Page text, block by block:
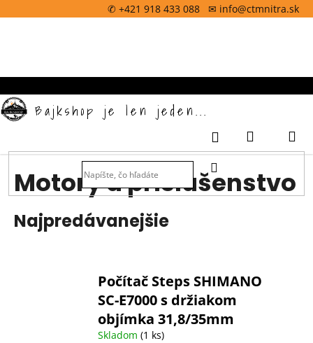
na
✆ +421 918 433 088 ✉ info@ctmnitra.sk
Bajkshop je len jeden...
HĽADAŤ
Prihlásenie
Nákupný
Motory a príslušenstvo
Najpredávanejšie
Počítač Steps SHIMANO
SC-E7000 s držiakom
objímka 31,8/35mm
Skladom (1 ks)
k